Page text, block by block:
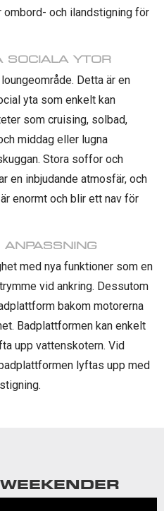
och ilandstigning för
SOCIALA YTOR
Detta är en
yta som enkelt kan
som cruising, solbad,
middag eller lugna
Stora soffor och
en inbjudande atmosfär, och
enormt och blir ett nav för
ANPASSNING
med nya funktioner som en
vid ankring. Dessutom
bakom motorerna
Badplattformen kan enkelt
upp vattenskotern. Vid
lyftas upp med